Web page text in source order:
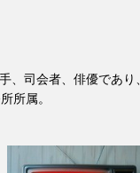
、司会者、俳優であ
所属。